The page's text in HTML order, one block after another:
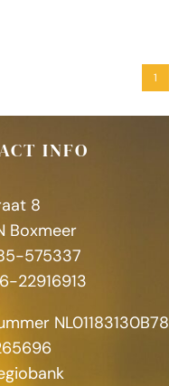
1
INFO
8
Boxmeer
575337
22916913
NL01183130B78